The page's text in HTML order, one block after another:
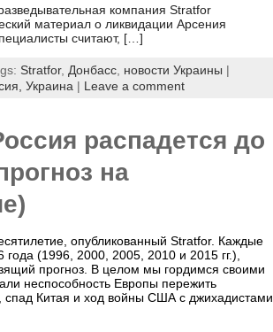
компания Stratfor
материал о ликвидации Арсения
считают, […]
Stratfor, Донбасс новости Украины |
Украина | Leave a comment
распадется до
на
опубликованный Stratfor. Каждые
года (1996, 2000, 2005, 2010 и 2015 гг.),
прогноз. В целом мы гордимся своими
неспособность Европы пережить
спад Китая и ход войны США с джихадистами.